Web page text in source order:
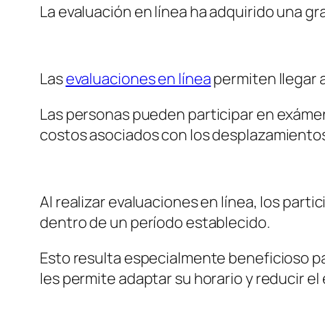
La evaluación en línea ha adquirido una
Lasevaluaciones en líneapermiten llegar
Las personas pueden participar en
costos asociados con los
Al realizar evaluaciones en línea, los
dentro de un período establecido.
Esto resulta especialmente beneficioso
les permite adaptar su horario y reducir